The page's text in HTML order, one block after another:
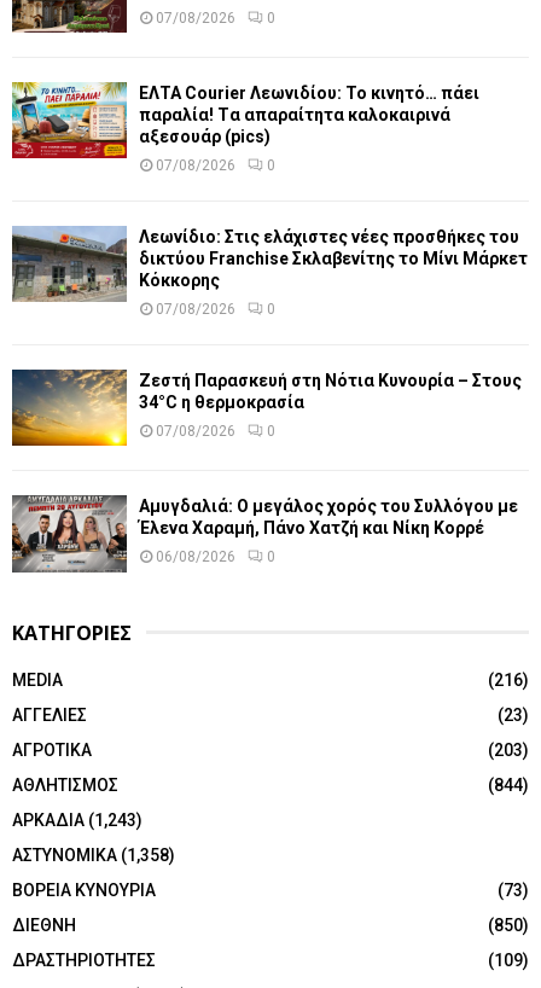
07/08/2026 0
ΕΛΤΑ Courier Λεωνιδίου: Το κινητό… πάει
παραλία! Tα απαραίτητα καλοκαιρινά
αξεσουάρ (pics)
07/08/2026 0
Λεωνίδιο: Στις ελάχιστες νέες προσθήκες του
δικτύου Franchise Σκλαβενίτης το Μίνι Μάρκετ
Κόκκορης
07/08/2026 0
Ζεστή Παρασκευή στη Νότια Κυνουρία – Στους
34°C η θερμοκρασία
07/08/2026 0
Αμυγδαλιά: Ο μεγάλος χορός του Συλλόγου με
Έλενα Χαραμή, Πάνο Χατζή και Νίκη Κορρέ
06/08/2026 0
ΚΑΤΗΓΟΡΙΕΣ
MEDIA
(216)
ΑΓΓΕΛΙΕΣ
(23)
ΑΓΡΟΤΙΚΑ
(203)
ΑΘΛΗΤΙΣΜΟΣ
(844)
ΑΡΚΑΔΙΑ (1,243)
ΑΣΤΥΝΟΜΙΚΑ (1,358)
ΒΟΡΕΙΑ ΚΥΝΟΥΡΙΑ
(73)
ΔΙΕΘΝΗ
(850)
ΔΡΑΣΤΗΡΙΟΤΗΤΕΣ
(109)